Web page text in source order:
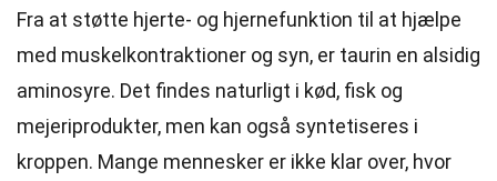
Fra at støtte hjerte- og hjernefunktion til at hjælpe
med muskelkontraktioner og syn, er taurin en alsidig
aminosyre. Det findes naturligt i kød, fisk og
mejeriprodukter, men kan også syntetiseres i
kroppen. Mange mennesker er ikke klar over, hvor